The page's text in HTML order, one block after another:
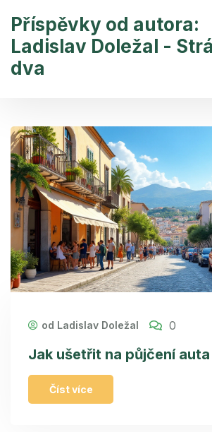
Příspěvky od autora:
Ladislav Doležal -
dva
od Ladislav Doležal 0
Jak ušetřit na půjčení auta
Číst více